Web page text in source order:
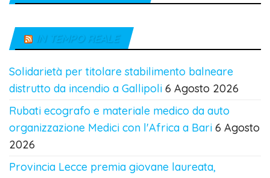
IN TEMPO REALE
Solidarietà per titolare stabilimento balneare
distrutto da incendio a Gallipoli 6 Agosto 2026
Rubati ecografo e materiale medico da auto
organizzazione Medici con l'Africa a Bari 6 Agosto
2026
Provincia Lecce premia giovane laureata,